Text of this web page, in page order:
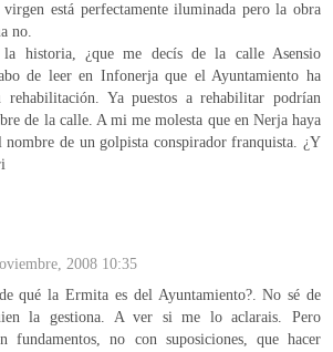
está perfectamente iluminada pero la obra
no.
historia, ¿que me decís de la calle Asensio
de leer en Infonerja que el Ayuntamiento ha
rehabilitación. Ya puestos a rehabilitar podrían
de la calle. A mi me molesta que en Nerja haya
nombre de un golpista conspirador franquista. ¿Y
2008 10:35
qué la Ermita es del Ayuntamiento?. No sé de
la gestiona. A ver si me lo aclarais. Pero
fundamentos, no con suposiciones, que hacer